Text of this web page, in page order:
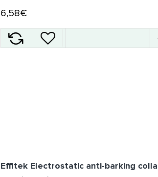
6,58€
Effitek Electrostatic anti-barking